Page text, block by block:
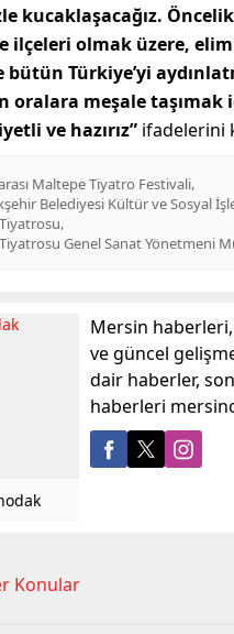
kucaklaşacağız.
ilçeleri olmak üzere,
bütün Türkiye’yi
oralara meşale taşımak
ve hazırız” ifadelerini
Maltepe Tiyatro Festivali
Belediyesi Kültür ve Sosyal
Genel Sanat Yönetmeni
Mersin
ve güncel
dair haberler,
haberleri
Konular